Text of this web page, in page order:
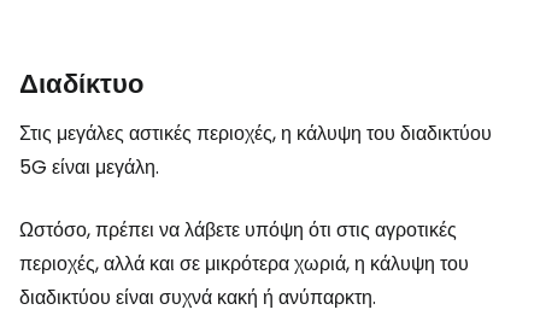
Διαδίκτυο
Στις μεγάλες αστικές περιοχές, η κάλυψη του διαδικτύου
5G είναι μεγάλη.
Ωστόσο, πρέπει να λάβετε υπόψη ότι στις αγροτικές
περιοχές, αλλά και σε μικρότερα χωριά, η κάλυψη του
διαδικτύου είναι συχνά κακή ή ανύπαρκτη.